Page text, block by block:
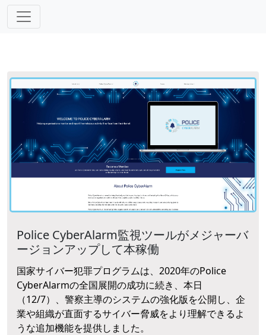
Police CyberAlarm監視ツールがメジャーバ
ージョンアップして本稼働
国家サイバー犯罪プログラムは、2020年のPolice
CyberAlarmの全国展開の成功に続き、本日
（12/7）、警察主導のシステムの強化版を公開し、企
業や組織が直面するサイバー脅威をより理解できるよ
うな追加機能を提供しました。